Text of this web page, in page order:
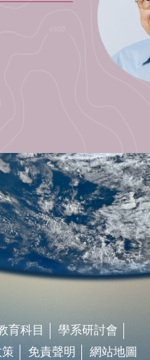
育科目
學系研討會
免責聲明 網站地圖